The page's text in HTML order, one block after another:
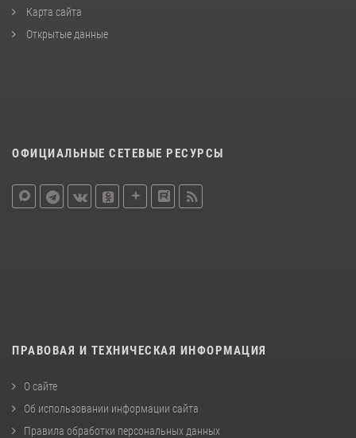
Карта сайта
Открытые данные
ОФИЦИАЛЬНЫЕ СЕТЕВЫЕ РЕСУРСЫ
ПРАВОВАЯ И ТЕХНИЧЕСКАЯ ИНФОРМАЦИЯ
О сайте
Об использовании информации сайта
Правила обработки персональных данных